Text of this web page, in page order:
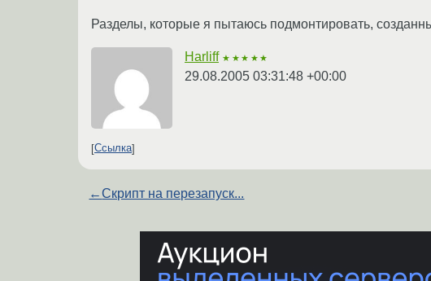
Разделы, которые я пытаюсь подмонтировать,
Harliff ★★★★★
29.08.2005 03:31:48 +00:00
Ссылка
←Скрипт на перезапуск...